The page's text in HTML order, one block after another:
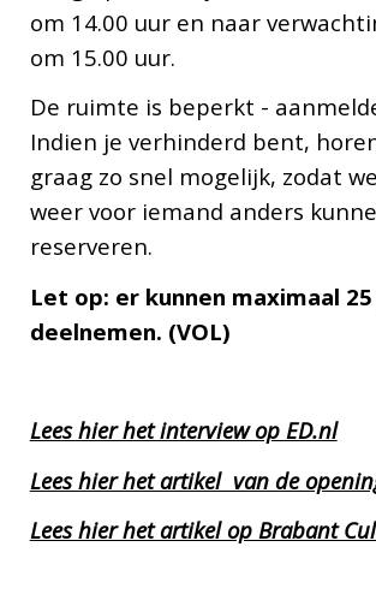
om 14.00 uur en naar
om 15.00 uur.
De ruimte is beperkt -
Indien je verhinderd bent,
graag zo snel mogelijk, zodat
weer voor iemand anders
reserveren.
Let op: er kunnen maximaal
deelnemen. (VOL)
Lees hier het interview op ED.nl
Lees hier het artikel van de
Lees hier het artikel op Brabant